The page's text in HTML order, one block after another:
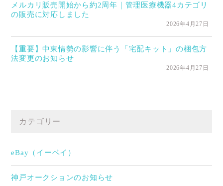
メルカリ販売開始から約2周年｜管理医療機器4カテゴリ
の販売に対応しました
2026年4月27日
【重要】中東情勢の影響に伴う「宅配キット」の梱包方
法変更のお知らせ
2026年4月27日
カテゴリー
eBay（イーベイ）
神戸オークションのお知らせ